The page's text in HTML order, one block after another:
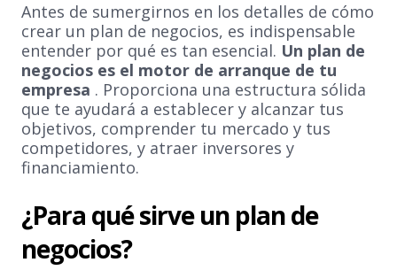
Antes de sumergirnos en los detalles de cómo
crear un plan de negocios, es indispensable
entender por qué es tan esencial. Un plan de
negocios es el motor de arranque de tu
empresa . Proporciona una estructura sólida
que te ayudará a establecer y alcanzar tus
objetivos, comprender tu mercado y tus
competidores, y atraer inversores y
financiamiento.
¿Para qué sirve un plan de
negocios?